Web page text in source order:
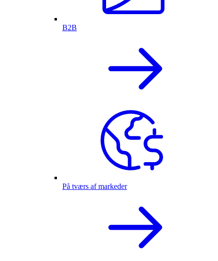
B2B
På tværs af markeder